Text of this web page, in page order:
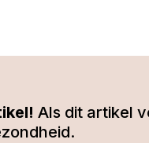
Als dit artikel